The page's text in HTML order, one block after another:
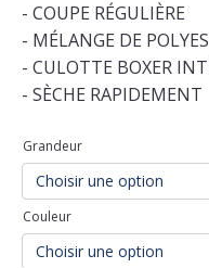
- COUPE RÉGULIÈRE
- MÉLANGE DE
- CULOTTE BOXER
- SÈCHE RAPIDEMENT
Grandeur
Couleur